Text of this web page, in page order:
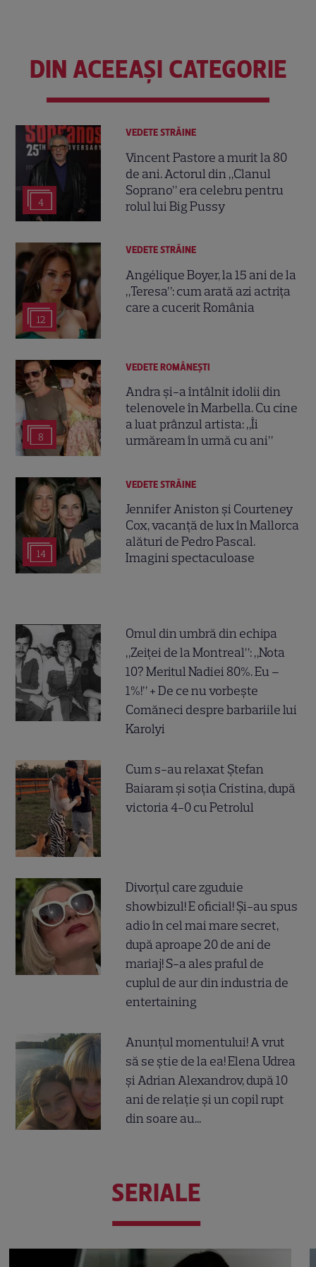
DIN ACEEAȘI CATEGORIE
4
VEDETE STRĂINE
Vincent Pastore a murit la 80
de ani. Actorul din „Clanul
Soprano” era celebru pentru
rolul lui Big Pussy
12
VEDETE STRĂINE
Angélique Boyer, la 15 ani de la
„Teresa”: cum arată azi actrița
care a cucerit România
8
VEDETE ROMÂNEŞTI
Andra și-a întâlnit idolii din
telenovele în Marbella. Cu cine
a luat prânzul artista: „Îi
urmăream în urmă cu ani”
14
VEDETE STRĂINE
Jennifer Aniston și Courteney
Cox, vacanță de lux în Mallorca
alături de Pedro Pascal.
Imagini spectaculoase
Omul din umbră din echipa
„Zeiței de la Montreal”: „Nota
10? Meritul Nadiei 80%. Eu –
1%!” + De ce nu vorbește
Comăneci despre barbariile lui
Karolyi
Cum s-au relaxat Ștefan
Baiaram și soția Cristina, după
victoria 4-0 cu Petrolul
Divorțul care zguduie
showbizul! E oficial! Și-au spus
adio în cel mai mare secret,
după aproape 20 de ani de
mariaj! S-a ales praful de
cuplul de aur din industria de
entertaining
Anunțul momentului! A vrut
să se știe de la ea! Elena Udrea
și Adrian Alexandrov, după 10
ani de relație și un copil rupt
din soare au...
SERIALE